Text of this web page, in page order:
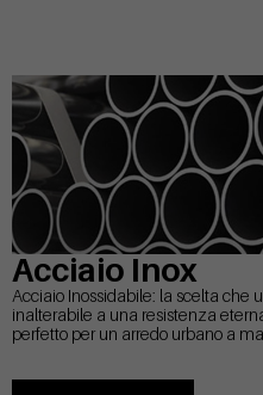
Acciaio Inox
Acciaio Inossidabile: la scelta che
inalterabile a una resistenza
perfetto per un arredo urbano a